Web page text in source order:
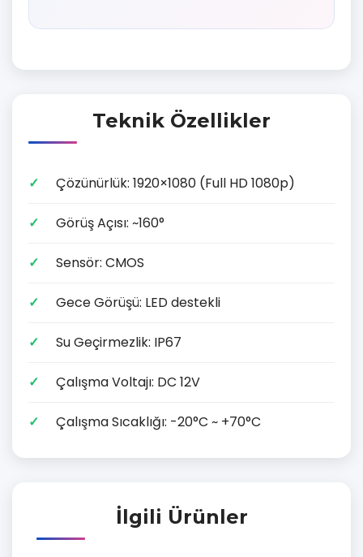
Teknik Özellikler
Çözünürlük: 1920×1080 (Full HD 1080p)
Görüş Açısı: ~160°
Sensör: CMOS
Gece Görüşü: LED destekli
Su Geçirmezlik: IP67
Çalışma Voltajı: DC 12V
Çalışma Sıcaklığı: -20°C ~ +70°C
İlgili Ürünler